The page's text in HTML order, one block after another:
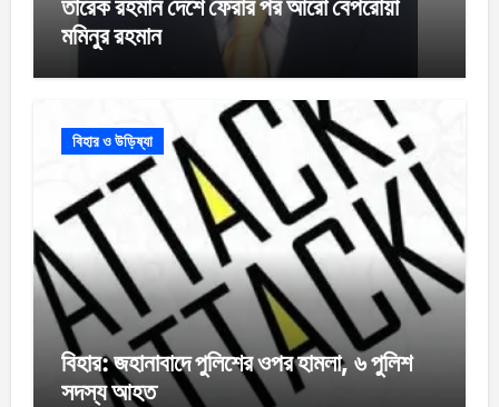
তারেক রহমান দেশে ফেরার পর আরো বেপরোয়া
মমিনুর রহমান
বিহার ও উড়িষ্যা
বিহার: জহানাবাদে পুলিশের ওপর হামলা, ৬ পুলিশ
সদস্য আহত